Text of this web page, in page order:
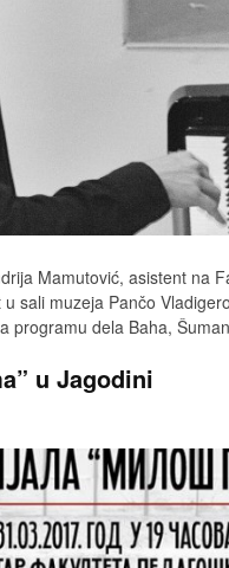
Mamutović, asistent na
sali muzeja Pančo
programu dela Baha,
u Jagodini